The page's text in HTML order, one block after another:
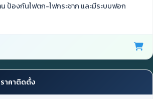
น ป้องกันไฟตก-ไฟกระชาก และมีระบบฟอก
าคาติดตั้ง